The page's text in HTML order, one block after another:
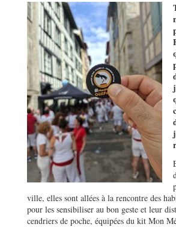
ville, elles sont allées à la rencontre des
pour les sensibiliser au bon geste et leur
cendriers de poche, équipées du kit Mon